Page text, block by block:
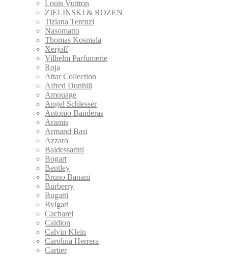
Louis Vuitton
ZIELINSKI & ROZEN
Tiziana Terenzi
Nasomatto
Thomas Kosmala
Xerjoff
Vilhelm Parfumerie
Roja
Attar Collection
Alfred Dunhill
Amouage
Angel Schlesser
Antonio Banderas
Aramis
Armand Basi
Azzaro
Baldessarini
Bogart
Bentley
Bruno Banani
Burberry
Bugatti
Bvlgari
Cacharel
Caldion
Calvin Klein
Carolina Herrera
Cartier